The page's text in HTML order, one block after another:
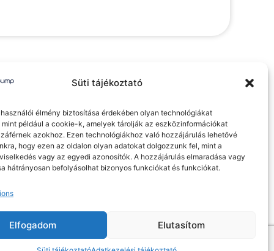
Süti tájékoztató
élmény biztosítása érdekében olyan technológiákat
mint például a cookie-k, amelyek tárolják az eszközinformációkat
azokhoz. Ezen technológiákhoz való hozzájárulás lehetővé
hogy ezen az oldalon olyan adatokat dolgozzunk fel, mint a
vagy az egyedi azonosítók. A hozzájárulás elmaradása vagy
hátrányosan befolyásolhat bizonyos funkciókat és funkciókat.
Elfogadom Elutasítom